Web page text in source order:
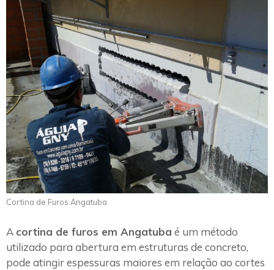
Cortina de Furos Angatuba
A cortina de furos em Angatuba é um método
utilizado para abertura em estruturas de concreto,
pode atingir espessuras maiores em relação ao cortes